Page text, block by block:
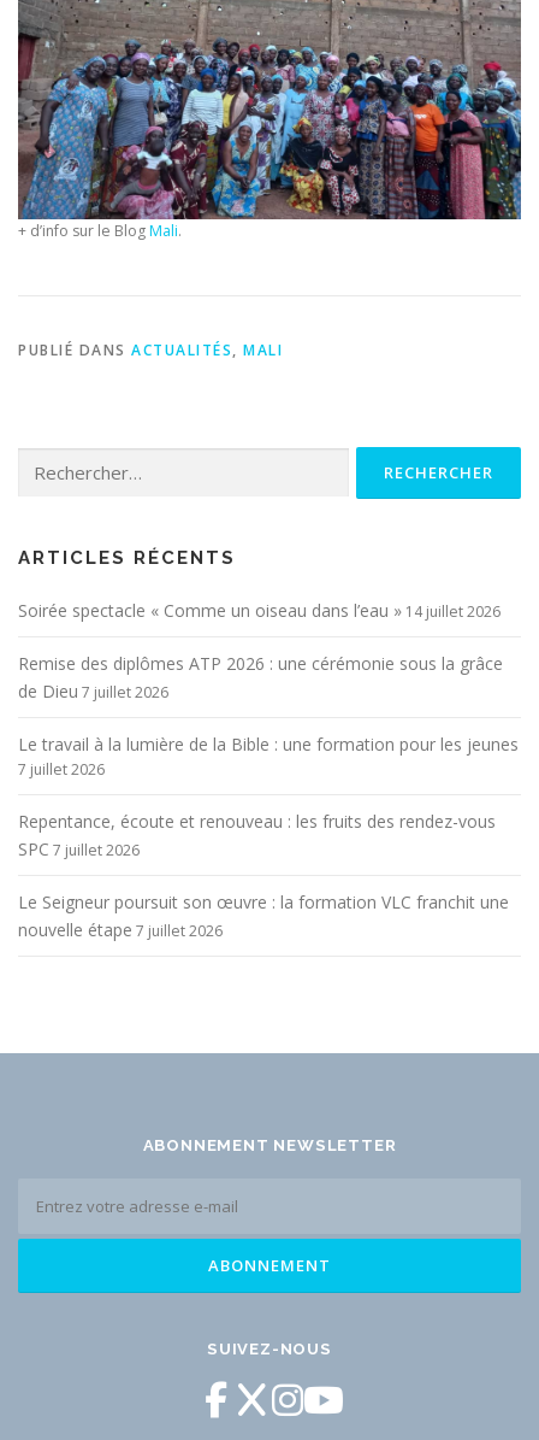
+ d’info sur le BlogMali.
PUBLIÉ DANS ACTUALITÉS, MALI
ARTICLES RÉCENTS
Soirée spectacle « Comme un oiseau dans l’eau » 14 juillet 2026
Remise des diplômes ATP 2026 : une cérémonie sous la grâce
de Dieu 7 juillet 2026
Le travail à la lumière de la Bible : une formation pour les jeunes
7 juillet 2026
Repentance, écoute et renouveau : les fruits des rendez-vous
SPC 7 juillet 2026
Le Seigneur poursuit son œuvre : la formation VLC franchit une
nouvelle étape 7 juillet 2026
ABONNEMENT NEWSLETTER
SUIVEZ-NOUS